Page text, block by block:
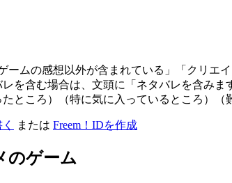
ームの感想以外が含まれている」「クリエ
を含む場合は、文頭に「ネタバレを含みま
ところ）（特に気に入っているところ）（
または Freem！IDを作成
のゲーム